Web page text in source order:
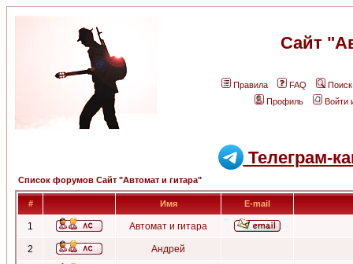
Сайт
Правила FAQ
Поиск
Профиль
Войти
Телеграм-
Список форумов Сайт "Автомат и гитара"
# Имя E-mail
1 Автомат и гитара
2 Андрей